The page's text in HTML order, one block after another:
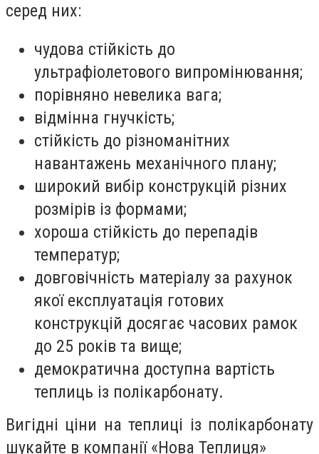
серед них:
чудова стійкість до
ультрафіолетового випромінювання;
порівняно невелика вага;
відмінна гнучкість;
стійкість до різноманітних
навантажень механічного плану;
широкий вибір конструкцій різних
розмірів із формами;
хороша стійкість до перепадів
температур;
довговічність матеріалу за рахунок
якої експлуатація готових
конструкцій досягає часових рамок
до 25 років та вище;
демократична доступна вартість
теплиць із полікарбонату.
Вигідні ціни на теплиці із полікарбонату
шукайте в компанії «Нова Теплиця»